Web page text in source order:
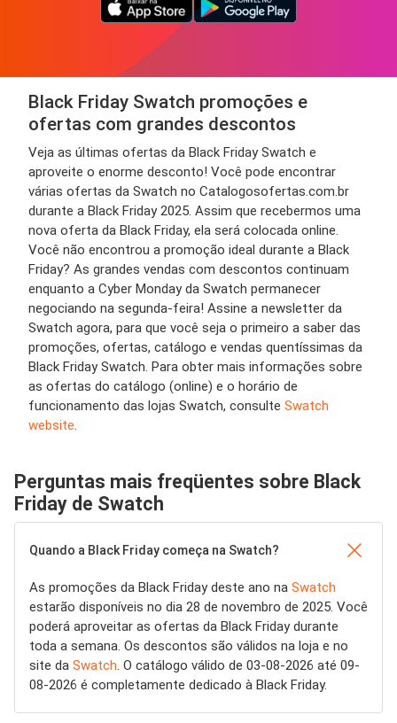
Black Friday Swatch promoções e
ofertas com grandes descontos
Veja as últimas ofertas da Black Friday Swatch e
aproveite o enorme desconto! Você pode encontrar
várias ofertas da Swatch no Catalogosofertas.com.br
durante a Black Friday 2025. Assim que recebermos uma
nova oferta da Black Friday, ela será colocada online.
Você não encontrou a promoção ideal durante a Black
Friday? As grandes vendas com descontos continuam
enquanto a Cyber Monday da Swatch permanecer
negociando na segunda-feira! Assine a newsletter da
Swatch agora, para que você seja o primeiro a saber das
promoções, ofertas, catálogo e vendas quentíssimas da
Black Friday Swatch. Para obter mais informações sobre
as ofertas do catálogo (online) e o horário de
funcionamento das lojas Swatch, consulte Swatch
website.
Perguntas mais freqüentes sobre Black
Friday de Swatch
Quando a Black Friday começa na Swatch?
As promoções da Black Friday deste ano na Swatch
estarão disponíveis no dia 28 de novembro de 2025. Você
poderá aproveitar as ofertas da Black Friday durante
toda a semana. Os descontos são válidos na loja e no
site da Swatch. O catálogo válido de 03-08-2026 até 09-
08-2026 é completamente dedicado à Black Friday.